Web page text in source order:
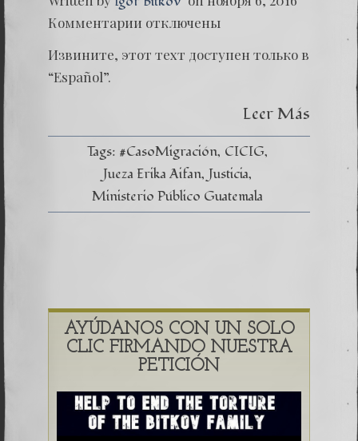
Комментарии
записи
отключены
Извините, этот техт доступен только в
“Español”.
Leer Más
Tags: #CasoMigración CICIG
Jueza Erika Aifan Justicia
Ministerio Público Guatemala
AYÚDANOS CON UN SOLO
CLIC FIRMANDO NUESTRA
PETICIÓN